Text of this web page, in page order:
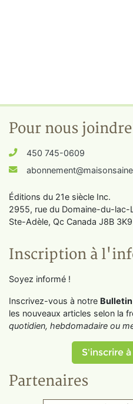
Pour nous joindre
450 745-0609
Éditions du 21e siècle Inc.
2955, rue du Domaine-du-lac-
Ste-Adèle, Qc Canada J8B 3K9
Inscription à
Soyez informé !
Inscrivez-vous à notre Bulletin
les nouveaux articles selon la
quotidien, hebdomadaire ou
S'inscrire
Partenaires